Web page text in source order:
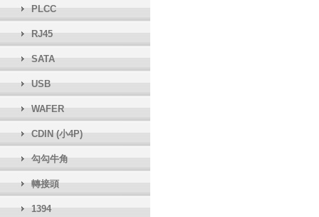
PLCC
RJ45
SATA
USB
WAFER
CDIN (小4P)
勾勾牛角
轉接頭
1394